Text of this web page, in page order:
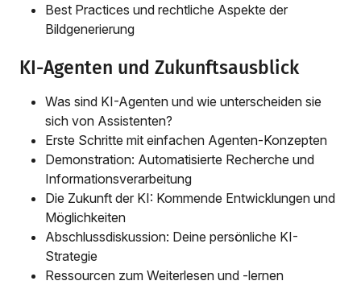
Best Practices und rechtliche Aspekte der
Bildgenerierung
KI-Agenten und Zukunftsausblick
Was sind KI-Agenten und wie unterscheiden sie
sich von Assistenten?
Erste Schritte mit einfachen Agenten-Konzepten
Demonstration: Automatisierte Recherche und
Informationsverarbeitung
Die Zukunft der KI: Kommende Entwicklungen und
Möglichkeiten
Abschlussdiskussion: Deine persönliche KI-
Strategie
Ressourcen zum Weiterlesen und -lernen